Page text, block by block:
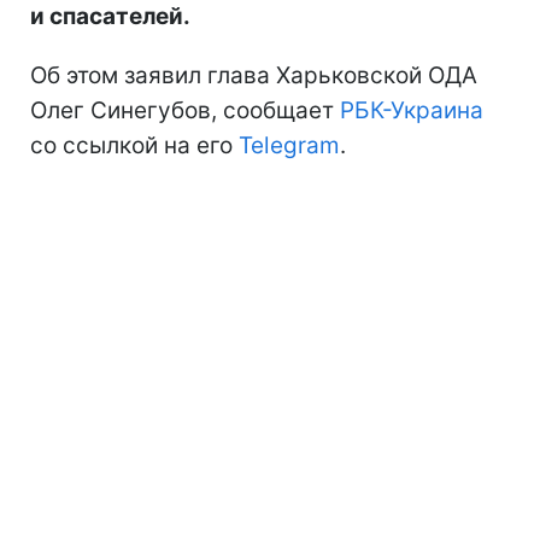
и спасателей.
Об этом заявил глава Харьковской ОДА
Олег Синегубов, сообщает РБК-Украина
со ссылкой на его Telegram.